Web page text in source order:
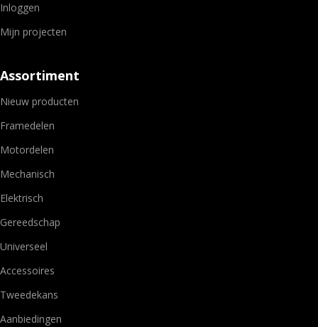
Inloggen
Mijn projecten
Assortiment
Nieuw producten
Framedelen
Motordelen
Mechanisch
Elektrisch
Gereedschap
Universeel
Accessoires
Tweedekans
Aanbiedingen